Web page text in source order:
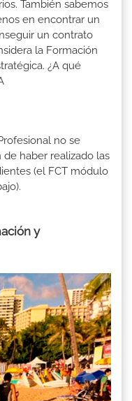
También sabemos
en encontrar un
un contrato
la Formación
¿A qué
no se
haber realizado las
(el FCT módulo
y